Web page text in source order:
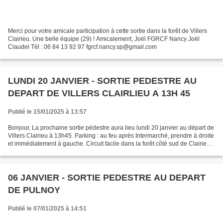
Merci pour votre amicale participation à cette sortie dans la forêt de Villers
Clairieu. Une belle équipe (29) ! Amicalement, Joël FGRCF Nancy Joël
Claudel Tél : 06 84 13 92 97 fgrcf.nancy.sp@gmail.com
LUNDI 20 JANVIER - SORTIE PEDESTRE AU
DEPART DE VILLERS CLAIRLIEU A 13H 45
Publié le 15/01/2025 à 13:57
Bonjour, La prochaine sortie pédestre aura lieu lundi 20 janvier au départ de
Villers Clairieu à 13h45. Parking : au feu après Intermarché, prendre à droite
et immédiatement à gauche. Circuit facile dans la forêt côté sud de Clairieu,
06 JANVIER - SORTIE PEDESTRE AU DEPART
DE PULNOY
Publié le 07/01/2025 à 14:51